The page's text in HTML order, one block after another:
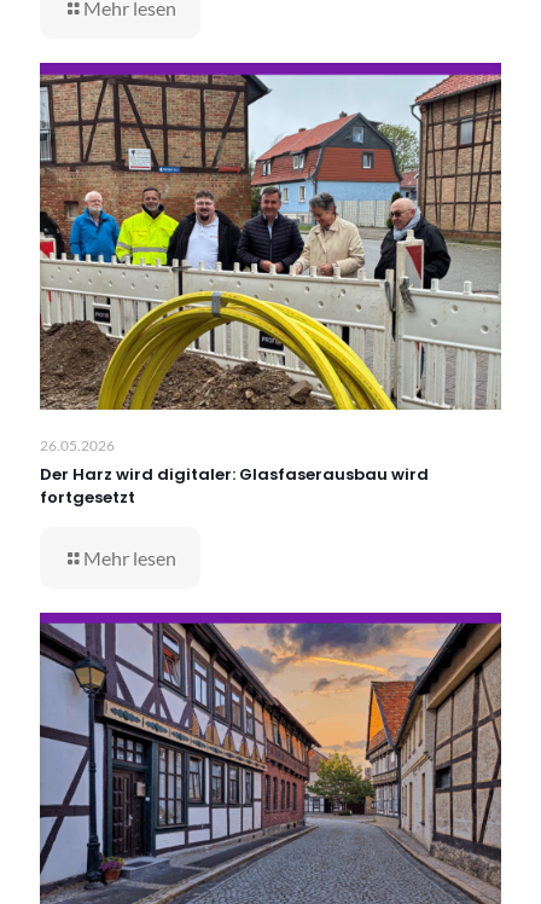
Mehr lesen
26.05.2026
Der Harz wird digitaler: Glasfaserausbau wird
fortgesetzt
Mehr lesen